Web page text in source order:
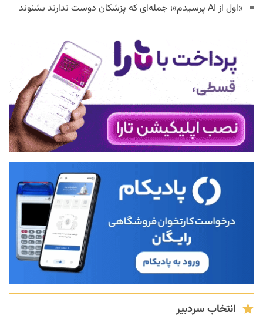
«اول از AI پرسیدم»؛ جمله‌ای که پزشکان دوست ندارند بشنوند
انتخاب سردبیر